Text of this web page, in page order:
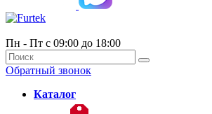
Пн - Пт с 09:00 до 18:00
Обратный звонок
Каталог